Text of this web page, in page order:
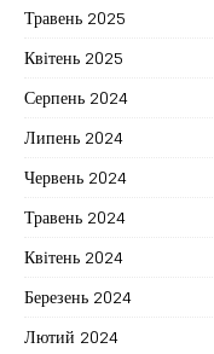
Травень 2025
Квітень 2025
Серпень 2024
Липень 2024
Червень 2024
Травень 2024
Квітень 2024
Березень 2024
Лютий 2024